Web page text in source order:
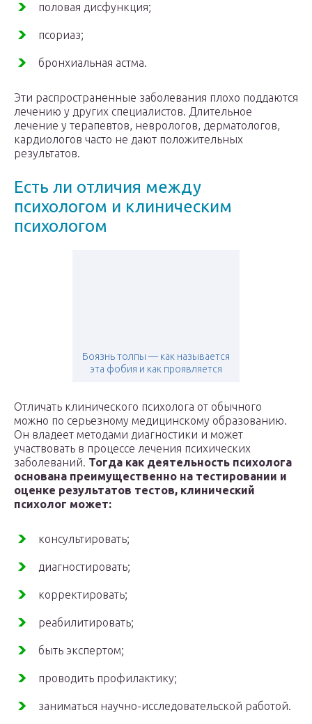
половая дисфункция;
псориаз;
бронхиальная астма.
Эти распространенные заболевания плохо поддаются
лечению у других специалистов. Длительное
лечение у терапевтов, неврологов, дерматологов,
кардиологов часто не дают положительных
результатов.
Есть ли отличия между
психологом и клиническим
психологом
Боязнь толпы — как называется
эта фобия и как проявляется
Отличать клинического психолога от обычного
можно по серьезному медицинскому образованию.
Он владеет методами диагностики и может
участвовать в процессе лечения психических
заболеваний. Тогда как деятельность психолога
основана преимущественно на тестировании и
оценке результатов тестов, клинический
психолог может:
консультировать;
диагностировать;
корректировать;
реабилитировать;
быть экспертом;
проводить профилактику;
заниматься научно-исследовательской работой.